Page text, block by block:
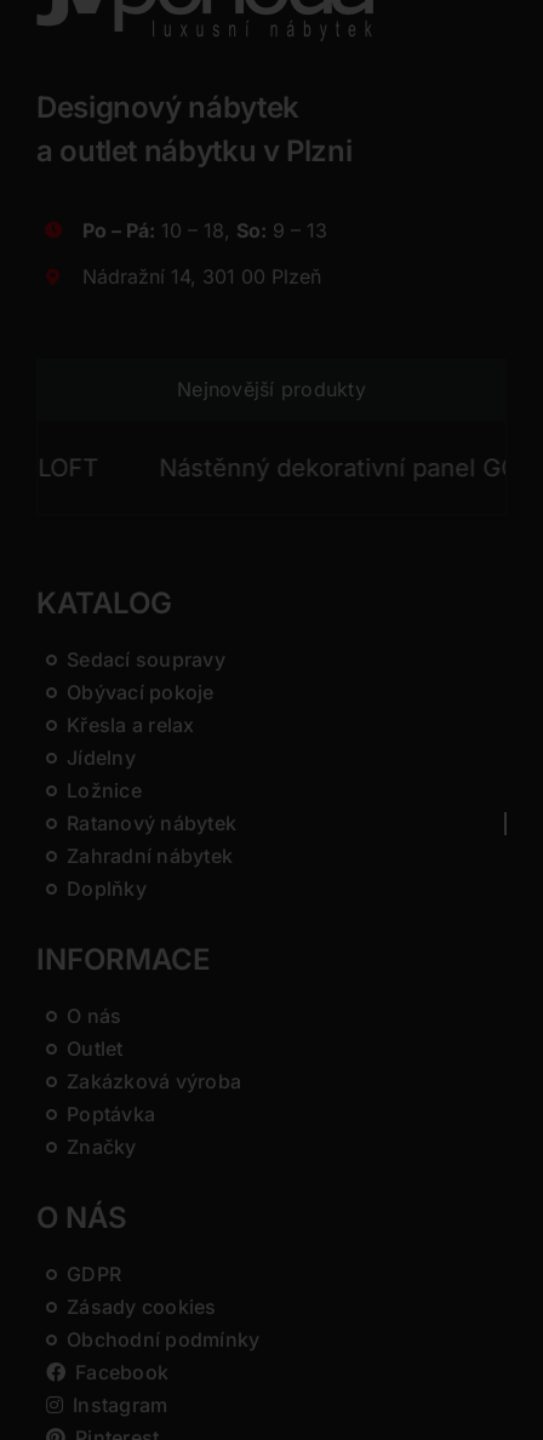
Designový nábytek
a outlet nábytku v Plzni
Po – Pá: 10 – 18, So: 9 – 13
Nádražní 14, 301 00 Plzeň
Nejnovější produkty
Nástěnný dekorativní panel GONG
KATALOG
Sedací soupravy
Obývací pokoje
Křesla a relax
Jídelny
Ložnice
Ratanový nábytek
Zahradní nábytek
Doplňky
INFORMACE
O nás
Outlet
Zakázková výroba
Poptávka
Značky
O NÁS
GDPR
Zásady cookies
Obchodní podmínky
Facebook
Instagram